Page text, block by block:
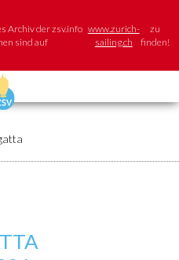
Archiv der zsv.info
sind auf
www.zurich-
sailing.ch
zu
finden!